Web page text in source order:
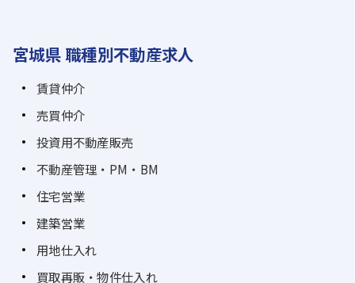
宮城県 職種別不動産求人
賃貸仲介
売買仲介
投資用不動産販売
不動産管理・PM・BM
住宅営業
建築営業
用地仕入れ
買取再販・物件仕入れ